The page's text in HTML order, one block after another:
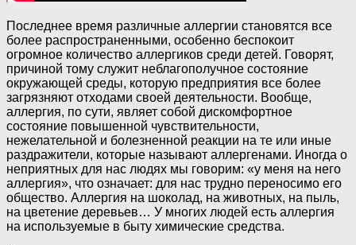
Последнее время различные аллергии становятся все
более распространенными, особенно беспокоит
огромное количество аллергиков среди детей. Говорят,
причиной тому служит неблагополучное состояние
окружающей среды, которую предприятия все более
загрязняют отходами своей деятельности. Вообще,
аллергия, по сути, являет собой дискомфортное
состояние повышенной чувствительности,
нежелательной и болезненной реакции на те или иные
раздражители, которые называют аллергенами. Иногда о
неприятных для нас людях мы говорим: «у меня на него
аллергия», что означает: для нас трудно переносимо его
общество. Аллергия на шоколад, на животных, на пыль,
на цветение деревьев… У многих людей есть аллергия
на используемые в быту химические средства.